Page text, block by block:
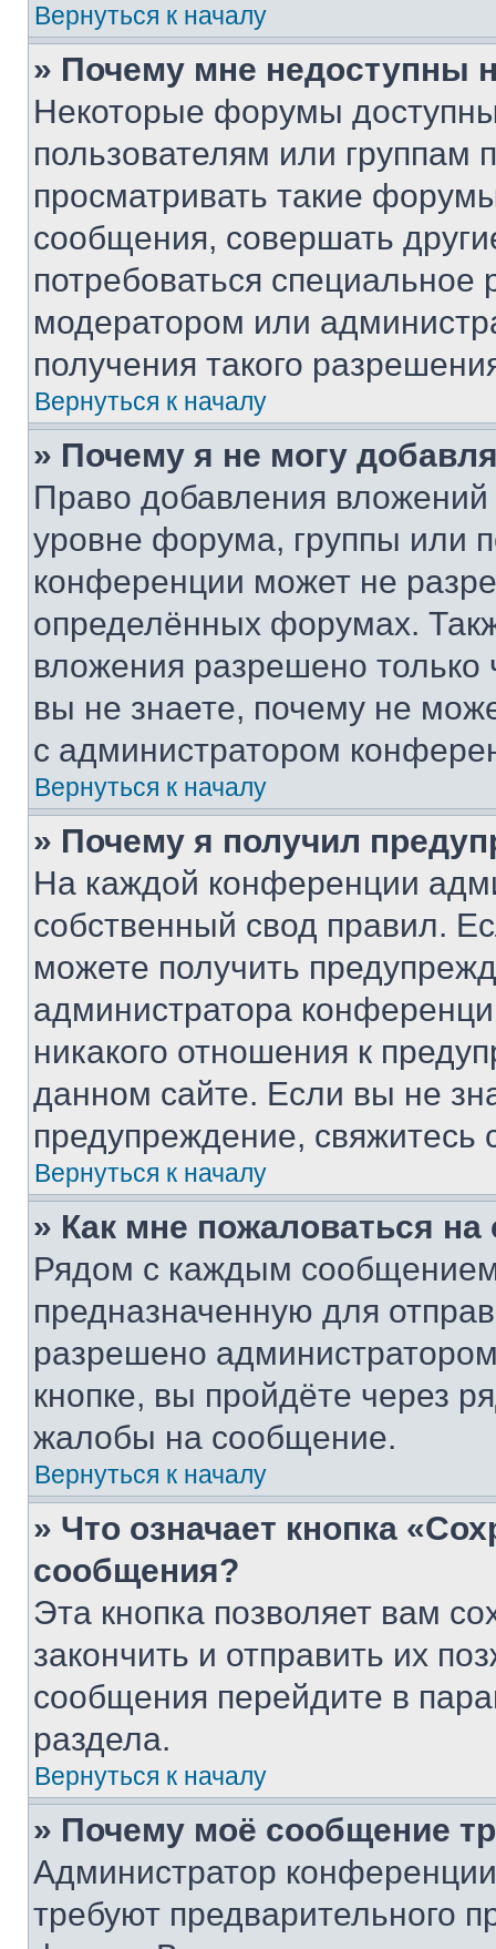
Вернуться к началу
» Почему мне недоступны
Некоторые форумы
пользователям или группам
просматривать такие
сообщения, совершать
потребоваться
модератором или
получения такого
Вернуться к началу
» Почему я не могу
Право добавления
уровне форума, группы или
конференции может не
определённых форумах.
вложения разрешено
вы не знаете, почему не
с администратором
Вернуться к началу
» Почему я получил
На каждой конференции
собственный свод правил.
можете получить
администратора
никакого отношения к
данном сайте. Если вы не
предупреждение,
Вернуться к началу
» Как мне пожаловаться
Рядом с каждым сообщением
предназначенную для
разрешено
кнопке, вы пройдёте через
жалобы на сообщение.
Вернуться к началу
» Что означает кнопка
сообщения?
Эта кнопка позволяет вам
закончить и отправить их
сообщения перейдите в
раздела.
Вернуться к началу
» Почему моё сообщение
Администратор
требуют предварительного